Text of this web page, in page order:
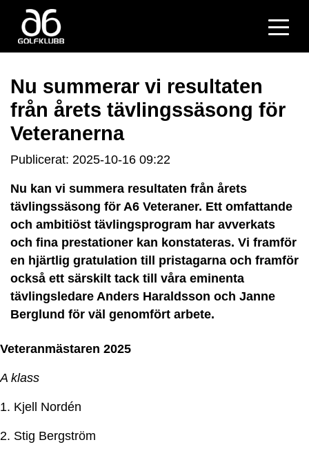
Nu summerar vi resultaten
från årets tävlingssäsong för
Veteranerna
Publicerat: 2025-10-16 09:22
Nu kan vi summera resultaten från årets
tävlingssäsong för A6 Veteraner. Ett omfattande
och ambitiöst tävlingsprogram har avverkats
och fina prestationer kan konstateras. Vi framför
en hjärtlig gratulation till pristagarna och framför
också ett särskilt tack till våra eminenta
tävlingsledare Anders Haraldsson och Janne
Berglund för väl genomfört arbete.
Veteranmästaren 2025
A klass
1. Kjell Nordén
2. Stig Bergström